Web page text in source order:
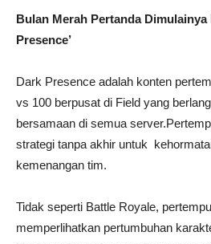
Bulan Merah Pertanda Dimulainya
Presence’
Dark Presence adalah konten
vs 100 berpusat di Field yang
bersamaan di semua
strategi tanpa akhir untuk
kemenangan tim.
Tidak seperti Battle Royale,
memperlihatkan pertumbuhan